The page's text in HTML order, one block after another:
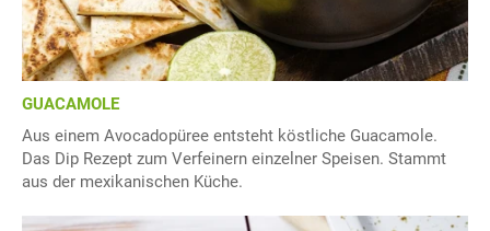
GUACAMOLE
Aus einem Avocadopüree entsteht köstliche Guacamole.
Das Dip Rezept zum Verfeinern einzelner Speisen. Stammt
aus der mexikanischen Küche.